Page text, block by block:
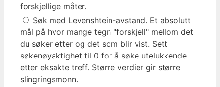
forskjellige måter.
Søk med Levenshtein-avstand. Et absolutt
mål på hvor mange tegn "forskjell" mellom det
du søker etter og det som blir vist. Sett
søkenøyaktighet til 0 for å søke utelukkende
etter eksakte treff. Større verdier gir større
slingringsmonn.